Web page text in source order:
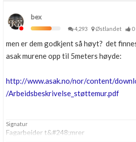
bex
4,293
Østlandet 0
men er dem godkjent så høyt? det
asak murene opp til 5meters høyde:
http://www.asak.no/nor/content/
/Arbeidsbeskrivelse_støttemur.pdf
Signatur
Fagarbeider t&#248;mrer